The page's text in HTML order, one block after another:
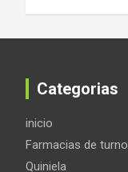
Categorias
inicio
Farmacias de turno
Quiniela